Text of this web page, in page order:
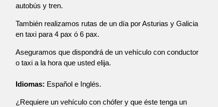
autobús y tren.
También realizamos rutas de un día por Asturias y Galicia
en taxi para 4 pax ó 6 pax.
Aseguramos que dispondrá de un vehículo con conductor
o taxi a la hora que usted elija.
Idiomas: Español e Inglés.
¿Requiere un vehículo con chófer y que éste tenga un